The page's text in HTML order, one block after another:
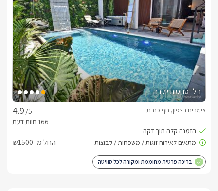
בל- סוויטות יוקרה
/5
צימרים בצפון, נוף כנרת
החל מ- ₪1500
בריכה פרטית מחוממת ומקורה לכל סוויטה